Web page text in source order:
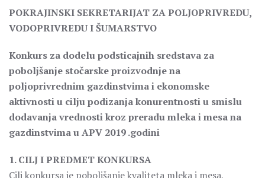
POKRAJINSKI SEKRETARIJAT ZA POLJOPRIVREDU,
VODOPRIVREDU I ŠUMARSTVO
Konkurs za dodelu podsticajnih sredstava za
poboljšanje stočarske proizvodnje na
poljoprivrednim gazdinstvima i ekonomske
aktivnosti u cilju podizanja konurentnosti u smislu
dodavanja vrednosti kroz preradu mleka i mesa na
gazdinstvima u APV 2019 .godini
1. CILJ I PREDMET KONKURSA
Cilj konkursa je poboljšanje kvaliteta mleka i mesa,